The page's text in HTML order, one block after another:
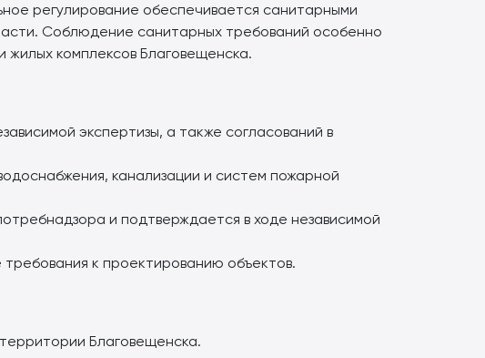
регулирование обеспечивается санитарными
Соблюдение санитарных требований особенно
жилых комплексов Благовещенска.
экспертизы, а также согласований в
канализации и систем пожарной
и подтверждается в ходе независимой
к проектированию объектов.
Благовещенска.